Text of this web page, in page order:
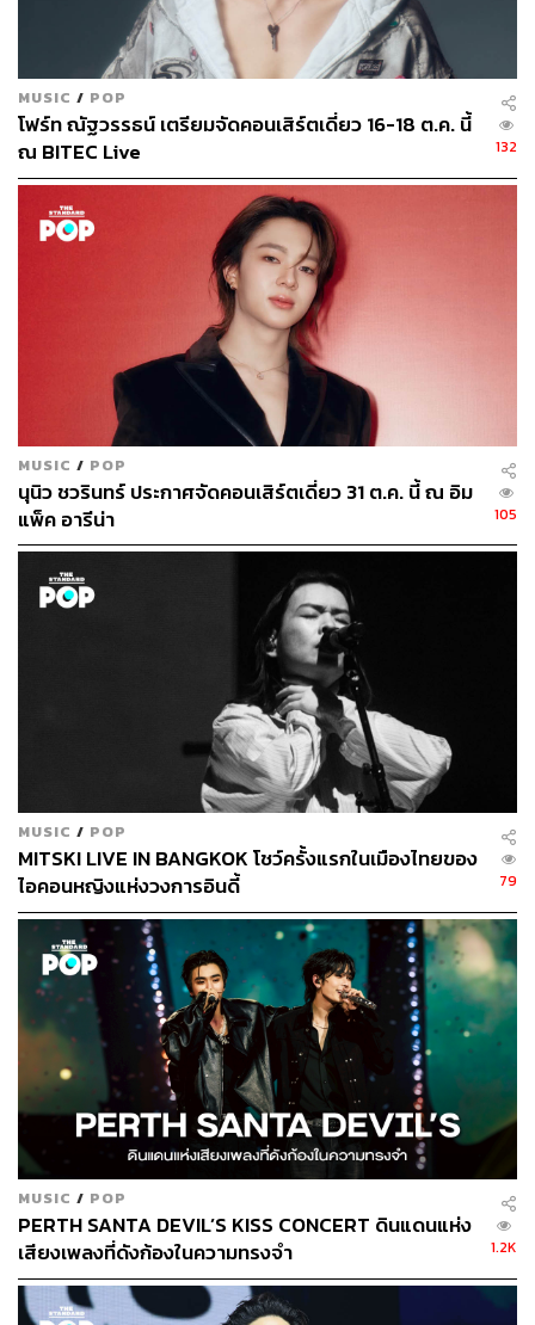
MUSIC / POP
โฟร์ท ณัฐวรรธน์ เตรียมจัดคอนเสิร์ตเดี่ยว 16-18 ต.ค. นี้
ณ BITEC Live
132
MUSIC / POP
นุนิว ชวรินทร์ ประกาศจัดคอนเสิร์ตเดี่ยว 31 ต.ค. นี้ ณ อิม
แพ็ค อารีน่า
105
MUSIC / POP
MITSKI LIVE IN BANGKOK โชว์ครั้งแรกในเมืองไทยของ
ไอคอนหญิงแห่งวงการอินดี้
79
MUSIC / POP
PERTH SANTA DEVIL’S KISS CONCERT ดินแดนแห่ง
เสียงเพลงที่ดังก้องในความทรงจำ
1.2K